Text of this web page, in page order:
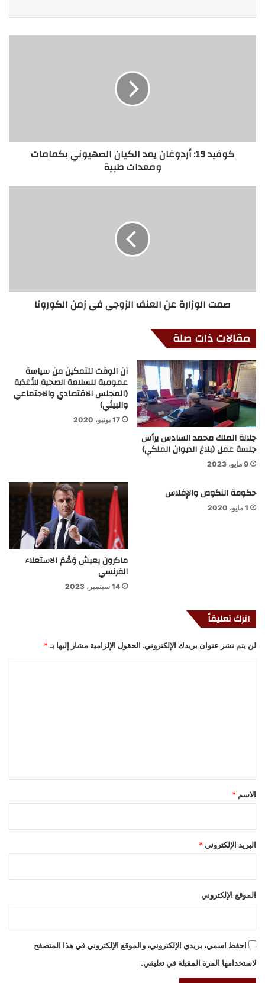
كوفيد 19: أردوغان يمد الكيان الصهيوني بكمامات
ومعدات طبية
صمت الوزارة عن العنف الزوجي في زمن الكورونا
مقالات ذات صلة
جلالة الملك محمد السادس يرأس
جلسة عمل (بلاغ الديوان الملكي)
9 مايو، 2023
آن الوقت للتمكين من سياسة
عمومية للسلامة الصحية للأغذية
(المجلس الاقتصادي والاجتماعي
والبيئي)
17 يونيو، 2020
حكومة النكوص والإفلاس
1 مايو، 2020
ماكرون يعيش وَهْمَ الاستعلاء
الفرنسي
14 سبتمبر، 2023
اترك تعليقاً
لن يتم نشر عنوان بريدك الإلكتروني. الحقول الإلزامية مشار إليها بـ *
*
الاسم *
البريد الإلكتروني *
الموقع الإلكتروني
احفظ اسمي، بريدي الإلكتروني، والموقع الإلكتروني في هذا المتصفح
لاستخدامها المرة المقبلة في تعليقي.